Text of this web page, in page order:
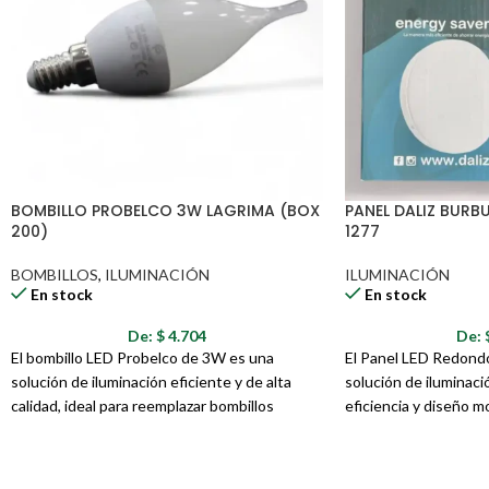
BOMBILLO PROBELCO 3W LAGRIMA (BOX
200)
BOMBILLOS, ILUMINACIÓN
En stock
De: $4.704
El bombillo LED Probelco de 3W es una
solución de iluminación eficiente y de alta
calidad, ideal para reemplazar bombillos
PANEL DALIZ
1277
ILUMINACIÓN
En stock
De:
El Panel LED
solución de
eficiencia y diseño